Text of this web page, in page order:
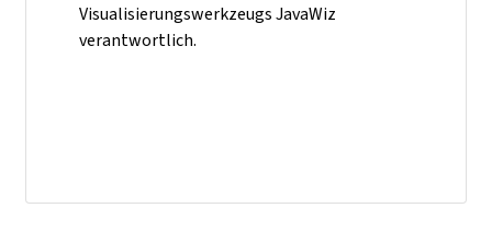
Visualisierungswerkzeugs JavaWiz
verantwortlich.